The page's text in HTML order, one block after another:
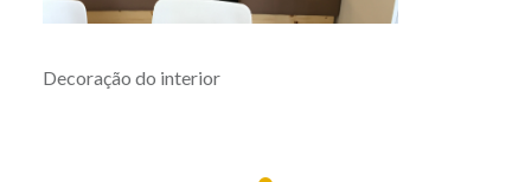
Decoração do interior